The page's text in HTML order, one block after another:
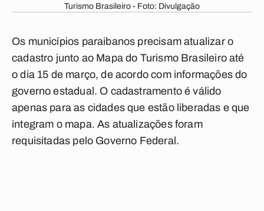
Turismo Brasileiro - Foto: Divulgação
Os municípios paraibanos precisam atualizar o
cadastro junto ao Mapa do Turismo Brasileiro até
o dia 15 de março, de acordo com informações do
governo estadual. O cadastramento é válido
apenas para as cidades que estão liberadas e que
integram o mapa. As atualizações foram
requisitadas pelo Governo Federal.